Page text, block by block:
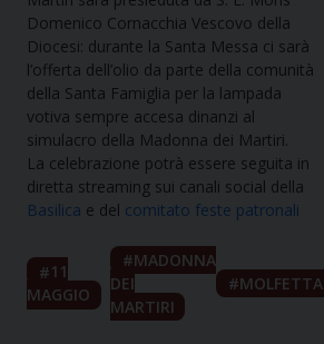
Domenico Cornacchia Vescovo della
Diocesi: durante la Santa Messa ci sarà
l’offerta dell’olio da parte della comunità
della Santa Famiglia per la lampada
votiva sempre accesa dinanzi al
simulacro della Madonna dei Martiri.
La celebrazione potrà essere seguita in
diretta streaming sui canali social della
Basilica e del comitato feste patronali
11
MAGGIO
MADONNA
DEI
MARTIRI
MOLFETTA